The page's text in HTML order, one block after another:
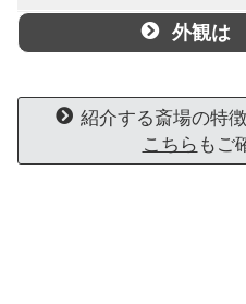
外観は
紹介する斎場の特
こちら もご